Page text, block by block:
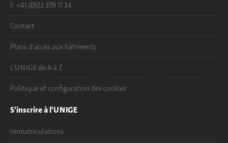
F. +41 (0)22 379 11 34
Contact
Plans d'accès aux bâtiments
L'UNIGE de A à Z
Politique et configuration des cookies
S'inscrire à l'UNIGE
Immatriculations